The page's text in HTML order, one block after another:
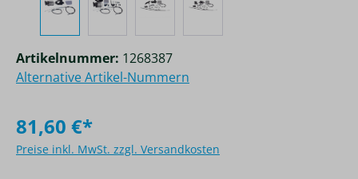
81,60 €*
Preise inkl. MwSt. zzgl. Versandkosten
Artikelnummer: 1268387
Alternative Artikel-Nummern